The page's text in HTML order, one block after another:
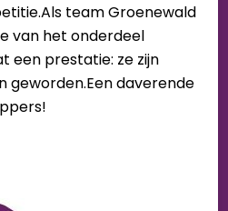
team Groenewald
van het onderdeel
een prestatie: ze zijn
geworden.Een daverende